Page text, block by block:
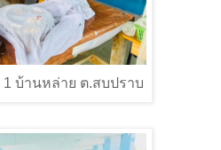
1 บ้านหล่าย ต.สบปราบ